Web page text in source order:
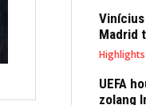
Madrid
Highlights
UEFA
zolang